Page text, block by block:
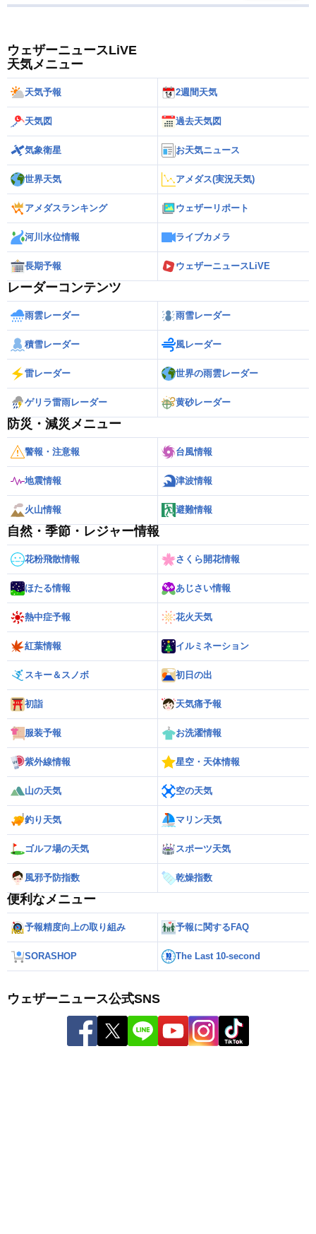
ウェザーニュースLiVE
天気メニュー
天気予報 2週間天気
天気図 過去天気図
気象衛星 お天気ニュース
世界天気 アメダス(実況天気)
アメダスランキング ウェザーリポート
河川水位情報 ライブカメラ
長期予報 ウェザーニュースLiVE
レーダーコンテンツ
雨雲レーダー 雨雪レーダー
積雪レーダー 風レーダー
雷レーダー 世界の雨雲レーダー
ゲリラ雷雨レーダー 黄砂レーダー
防災・減災メニュー
警報・注意報 台風情報
地震情報 津波情報
火山情報 避難情報
自然・季節・レジャー情報
花粉飛散情報 さくら開花情報
ほたる情報 あじさい情報
熱中症予報 花火天気
紅葉情報 イルミネーション
スキー＆スノボ 初日の出
初詣 天気痛予報
服装予報 お洗濯情報
紫外線情報 星空・天体情報
山の天気 空の天気
釣り天気 マリン天気
ゴルフ場の天気 スポーツ天気
風邪予防指数 乾燥指数
便利なメニュー
予報精度向上の取り組み 予報に関するFAQ
SORASHOP The Last 10-second
ウェザーニュース公式SNS